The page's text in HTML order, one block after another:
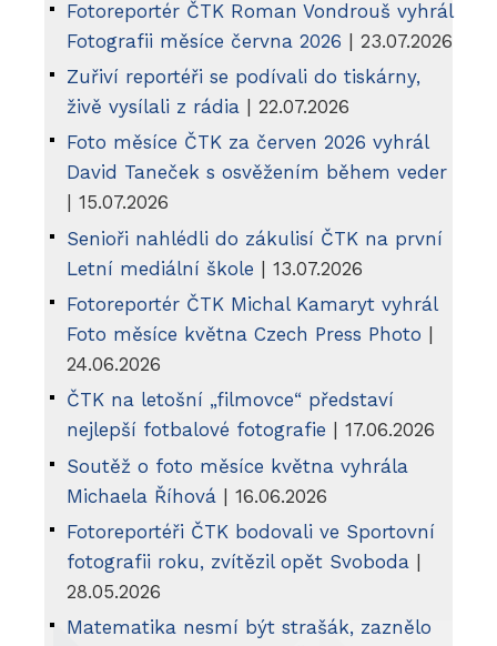
Fotoreportér ČTK Roman Vondrouš vyhrál
Fotografii měsíce června 2026 | 23.07.2026
Zuřiví reportéři se podívali do tiskárny,
živě vysílali z rádia | 22.07.2026
Foto měsíce ČTK za červen 2026 vyhrál
David Taneček s osvěžením během veder
| 15.07.2026
Senioři nahlédli do zákulisí ČTK na první
Letní mediální škole | 13.07.2026
Fotoreportér ČTK Michal Kamaryt vyhrál
Foto měsíce května Czech Press Photo |
24.06.2026
ČTK na letošní „filmovce“ představí
nejlepší fotbalové fotografie | 17.06.2026
Soutěž o foto měsíce května vyhrála
Michaela Říhová | 16.06.2026
Fotoreportéři ČTK bodovali ve Sportovní
fotografii roku, zvítězil opět Svoboda |
28.05.2026
Matematika nesmí být strašák, zaznělo